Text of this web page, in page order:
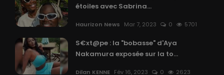
étoiles avec Sabrina...
Haurizon News Mar 7, 2023 0 5701
S€xt@pe : la "bobasse" d'Aya
Nakamura exposée sur la to...
Dilan KENNE Fév 16, 2023 0 2623